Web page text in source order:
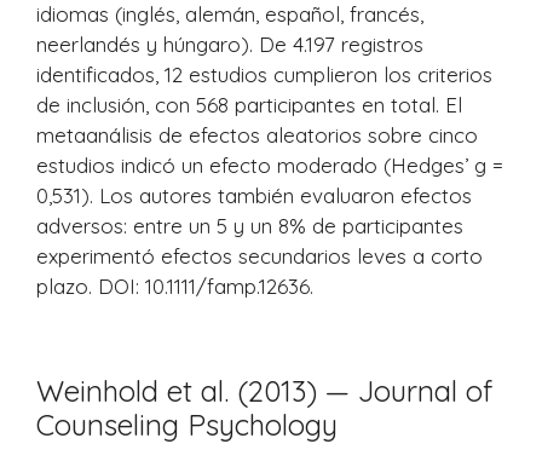
idiomas (inglés, alemán, español, francés,
neerlandés y húngaro). De 4.197 registros
identificados, 12 estudios cumplieron los criterios
de inclusión, con 568 participantes en total. El
metaanálisis de efectos aleatorios sobre cinco
estudios indicó un efecto moderado (Hedges’ g =
0,531). Los autores también evaluaron efectos
adversos: entre un 5 y un 8% de participantes
experimentó efectos secundarios leves a corto
plazo. DOI: 10.1111/famp.12636.
Weinhold et al. (2013) — Journal of
Counseling Psychology